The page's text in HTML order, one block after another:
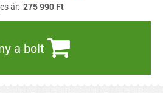
ár: 275 990 Ft
a bolt